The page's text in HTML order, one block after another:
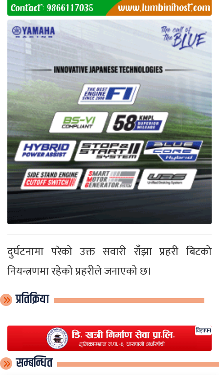
दुर्घटनामा परेको उक्त सवारी राँझा प्रहरी बिटको
नियन्त्रणमा रहेको प्रहरीले जनाएको छ।
प्रतिक्रिया
विज्ञापन
सम्बन्धित